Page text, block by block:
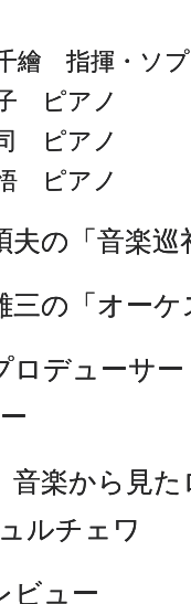
繪 指揮・ソ
ピアノ
ピアノ
ピアノ
の「音楽
の「オーケ
デューサ
音楽から見
ルチェワ
ュー